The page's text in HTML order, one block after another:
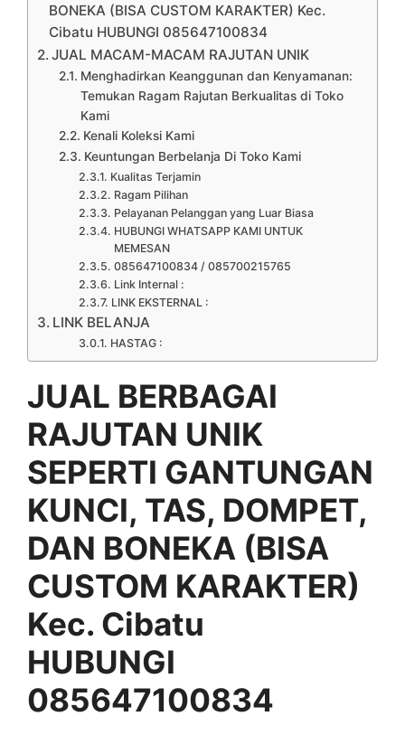
BONEKA (BISA CUSTOM KARAKTER) Kec.
Cibatu HUBUNGI 085647100834
JUAL MACAM-MACAM RAJUTAN UNIK
Menghadirkan Keanggunan dan Kenyamanan:
Temukan Ragam Rajutan Berkualitas di Toko
Kami
Kenali Koleksi Kami
Keuntungan Berbelanja Di Toko Kami
Kualitas Terjamin
Ragam Pilihan
Pelayanan Pelanggan yang Luar Biasa
HUBUNGI WHATSAPP KAMI UNTUK
MEMESAN
085647100834 / 085700215765
Link Internal :
LINK EKSTERNAL :
LINK BELANJA
HASTAG :
JUAL BERBAGAI
RAJUTAN UNIK
SEPERTI GANTUNGAN
KUNCI, TAS, DOMPET,
DAN BONEKA (BISA
CUSTOM KARAKTER)
Kec. Cibatu
HUBUNGI
085647100834